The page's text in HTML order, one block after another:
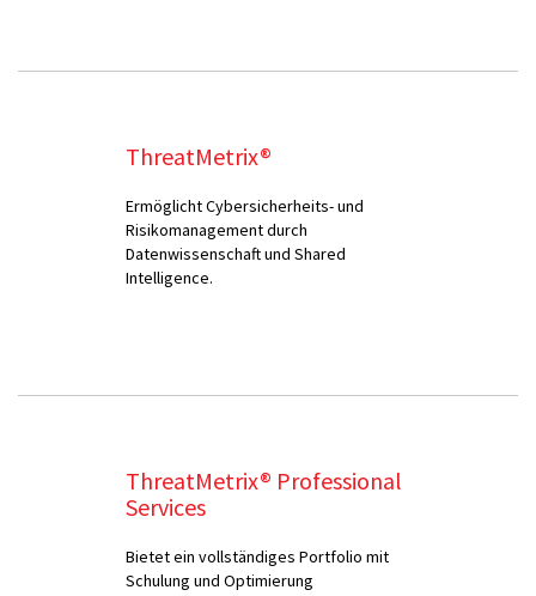
ThreatMetrix®
Ermöglicht Cybersicherheits- und
Risikomanagement durch
Datenwissenschaft und Shared
Intelligence.
ThreatMetrix® Professional
Services
Bietet ein vollständiges Portfolio mit
Schulung und Optimierung